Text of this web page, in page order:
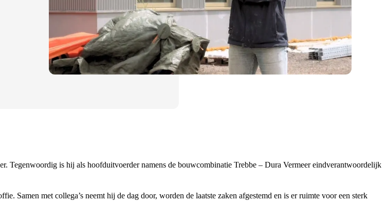
Tegenwoordig is hij als hoofduitvoerder namens de bouwcombinatie Trebbe – Dura Vermeer eindverantwoordelijk
Samen met collega’s neemt hij de dag door, worden de laatste zaken afgestemd en is er ruimte voor een sterk